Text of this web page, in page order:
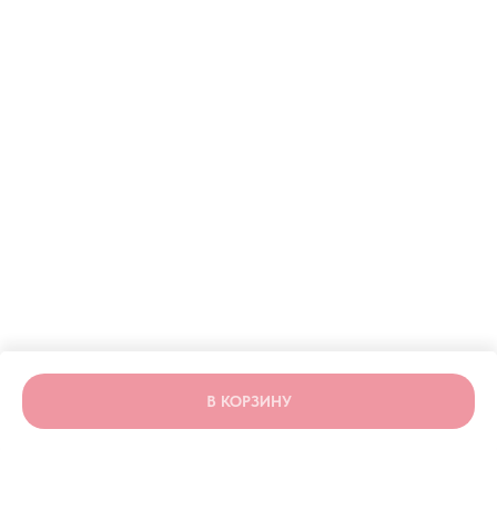
В КОРЗИНУ